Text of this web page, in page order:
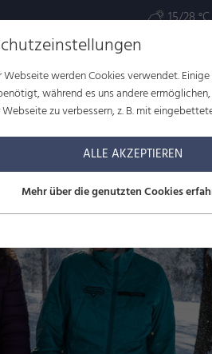
15/28 °C
WOHLBEFINDEN
Webseite werden Cookies verwendet.
während es uns andere
zu verbessern, z. B. mit
ALLE AKZEPTIEREN
Mehr über die genutzten Cookies